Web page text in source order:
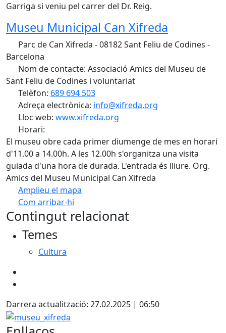
Garriga si veniu pel carrer del Dr. Reig.
Museu Municipal Can Xifreda
Parc de Can Xifreda - 08182 Sant Feliu de Codines -
Barcelona
Nom de contacte: Associació Amics del Museu de
Sant Feliu de Codines i voluntariat
Telèfon: 689 694 503
Adreça electrònica: info@xifreda.org
Lloc web: www.xifreda.org
Horari:
El museu obre cada primer diumenge de mes en horari
d'11.00 a 14.00h. A les 12.00h s'organitza una visita
guiada d'una hora de durada. L'entrada és lliure. Org.
Amics del Museu Municipal Can Xifreda
Amplieu el mapa
Com arribar-hi
+
Contingut relacionat
Temes
Cultura
Darrera actualització: 27.02.2025 | 06:50
museu_xifreda